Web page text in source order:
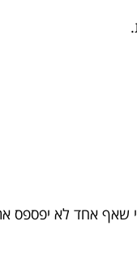
שאף אחד לא יפספס